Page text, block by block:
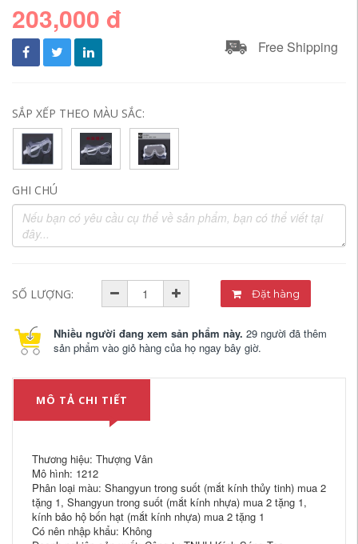
203,000 đ
Free Shipping
SẮP XẾP THEO MÀU SẮC:
GHI CHÚ
SỐ LƯỢNG: Đặt hàng
Nhiều người đang xem sản phẩm này. 29 người đã thêm
sản phẩm vào giỏ hàng của họ ngay bây giờ.
MÔ TẢ CHI TIẾT
Thương hiệu: Thượng Vân
Mô hình: 1212
Phân loại màu: Shangyun trong suốt (mắt kính thủy tinh) mua 2
tặng 1, Shangyun trong suốt (mắt kính nhựa) mua 2 tặng 1,
kính bảo hộ bốn hạt (mắt kính nhựa) mua 2 tặng 1
Có nên nhập khẩu: Không